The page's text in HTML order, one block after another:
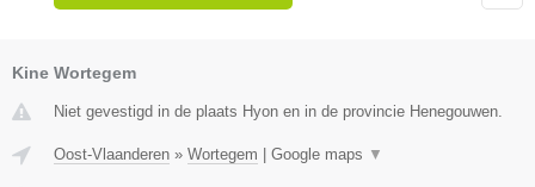
Kine Wortegem
Niet gevestigd in de plaats Hyon en in de provincie Henegouwen.
Oost-Vlaanderen » Wortegem | Google maps ▼